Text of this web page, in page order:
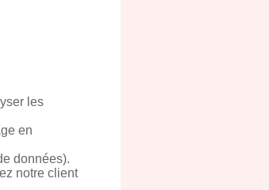
les
en
données).
notre client